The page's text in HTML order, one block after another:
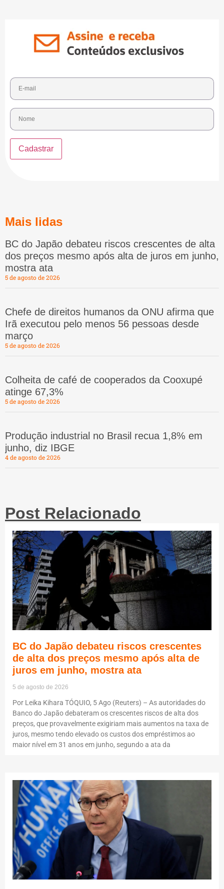
Mais lidas
BC do Japão debateu riscos crescentes de alta
dos preços mesmo após alta de juros em junho,
mostra ata
5 de agosto de 2026
Chefe de direitos humanos da ONU afirma que
Irã executou pelo menos 56 pessoas desde
março
5 de agosto de 2026
Colheita de café de cooperados da Cooxupé
atinge 67,3%
5 de agosto de 2026
Produção industrial no Brasil recua 1,8% em
junho, diz IBGE
4 de agosto de 2026
Post Relacionado
BC do Japão debateu riscos crescentes
de alta dos preços mesmo após alta de
juros em junho, mostra ata
5 de agosto de 2026
Por Leika Kihara TÓQUIO, 5 Ago (Reuters) – As autoridades do
Banco do Japão debateram os crescentes riscos de alta dos
preços, que provavelmente exigiriam mais aumentos na taxa de
juros, mesmo tendo elevado os custos dos empréstimos ao
maior nível em 31 anos em junho, segundo a ata da